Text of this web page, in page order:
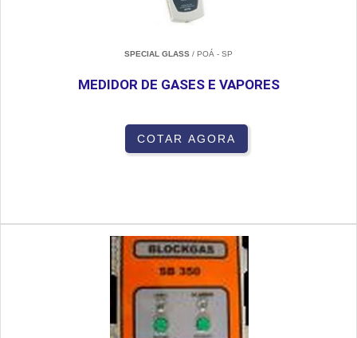
SPECIAL GLASS / POÁ - SP
MEDIDOR DE GASES E VAPORES
COTAR AGORA